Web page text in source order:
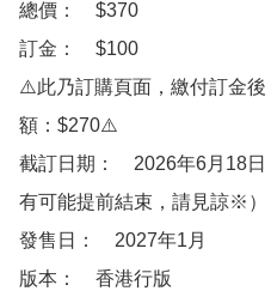
總價：　$370
訂金：　$100
⚠️此乃訂購頁面，繳付訂金
額：$270⚠️
截訂日期：　2026年6月18
有可能提前結束，請見諒※）
發售日：　2027年1月
版本：　香港行版